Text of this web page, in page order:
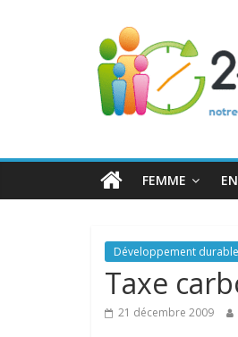
24h
Santé
toute
FEMME
Développement durable
Taxe
21 décembre 2009